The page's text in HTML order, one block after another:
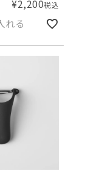
¥2,200税込
れる